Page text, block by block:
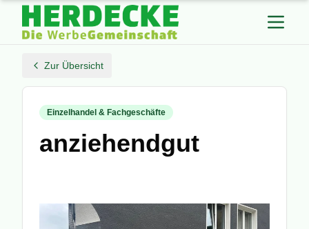
Zur Übersicht
Einzelhandel & Fachgeschäfte
anziehendgut